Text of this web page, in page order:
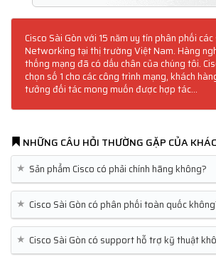
Cisco Sài Gòn với 15 năm uy tín phân phối
Networking tại thị trường Việt Nam. Hàng
thống mạng đã có dấu chân của chúng tôi.
chọn số 1 cho các công trình mạng, khách
tưởng đối tác mong muốn được hợp tác...
NHỮNG CÂU HỎI THƯỜNG GẶP CỦA
★ Sản phẩm Cisco có phải chính hãng không?
★ Cisco Sài Gòn có phân phối toàn quốc
★ Cisco Sài Gòn có support hỗ trợ kỹ thuật